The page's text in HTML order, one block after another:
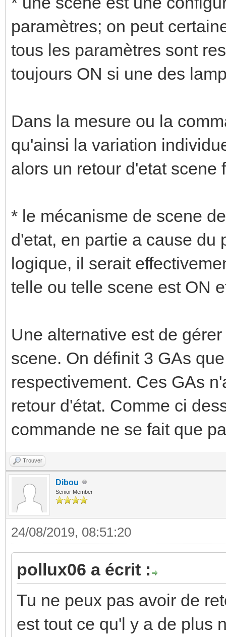
paramètres; on peut
tous les paramètres sont
toujours ON si une des
Dans la mesure ou la
qu'ainsi la variation
alors un retour d'etat scene
* le mécanisme de scene
d'etat, en partie a cause du
logique, il serait
telle ou telle scene est ON
Une alternative est de
scene. On définit 3 GAs
respectivement. Ces GAs
retour d'état. Comme ci
commande ne se fait que
Trouver
Dibou
Senior Member
24/08/2019, 08:51:20
pollux06 a écrit :
Tu ne peux pas avoir de
est tout ce qu'l y a de plus